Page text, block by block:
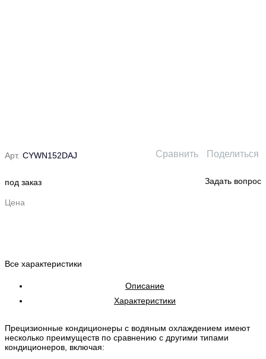
Арт. CYWN152DAJ Сравнить Поделиться
под заказ Задать вопрос
Цена
Все характеристики
Описание
Характеристики
Прецизионные кондиционеры с водяным охлаждением имеют
несколько преимуществ по сравнению с другими типами
кондиционеров, включая: